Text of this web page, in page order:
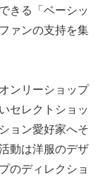
きる「ベーシッ
ァンの支持を集
ンリーショップ
セレクトショッ
ョン愛好家へそ
動は洋服のデザ
のディレクショ